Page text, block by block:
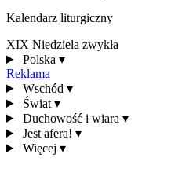
Kalendarz liturgiczny
XIX Niedziela zwykła
Polska ▾
Reklama
Wschód ▾
Świat ▾
Duchowość i wiara ▾
Jest afera! ▾
Więcej ▾